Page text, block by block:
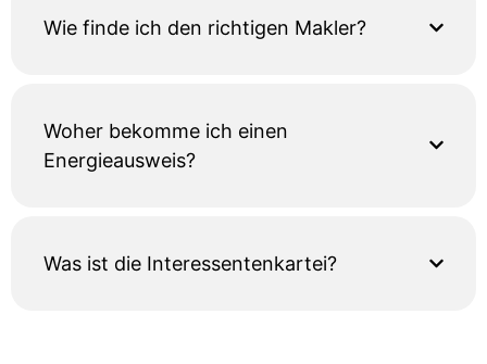
Wie finde ich den richtigen Makler?
Woher bekomme ich einen
Energieausweis?
Was ist die Interessentenkartei?